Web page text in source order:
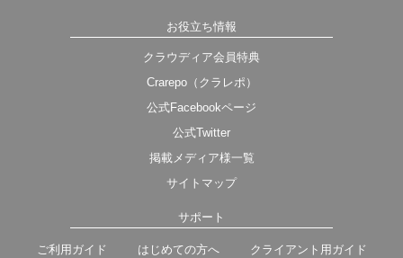
お役立ち情報
クラウディア会員特典
Crarepo（クラレポ）
公式Facebookページ
公式Twitter
掲載メディア様一覧
サイトマップ
サポート
ご利用ガイド はじめての方へ クライアント用ガイド